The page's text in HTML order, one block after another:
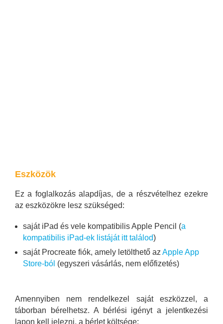
Eszközök
Ez a foglalkozás alapdíjas, de a részvételhez ezekre
az eszközökre lesz szükséged:
saját iPad és vele kompatibilis Apple Pencil (a
kompatibilis iPad-ek listáját itt találod)
saját Procreate fiók, amely letölthető az Apple App
Store-ból (egyszeri vásárlás, nem előfizetés)
Amennyiben nem rendelkezel saját eszközzel, a
táborban bérelhetsz. A bérlési igényt a jelentkezési
lapon kell jelezni, a bérlet költsége: